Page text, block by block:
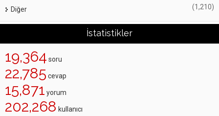
Diğer (1,210)
İstatistikler
19,364 soru
22,785 cevap
15,871 yorum
202,268 kullanıcı